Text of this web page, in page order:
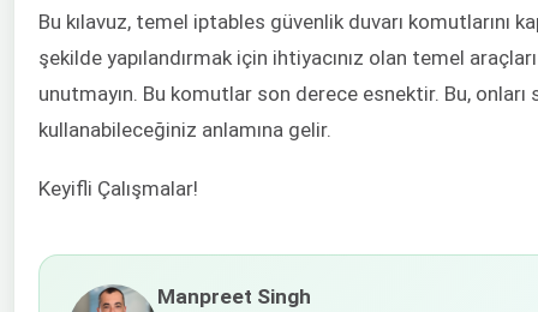
Bu kılavuz, temel iptables güvenlik duvarı komutlarını
şekilde yapılandırmak için ihtiyacınız olan temel
unutmayın. Bu komutlar son derece esnektir. Bu,
kullanabileceğiniz anlamına gelir.
Keyifli Çalışmalar!
Manpreet Singh